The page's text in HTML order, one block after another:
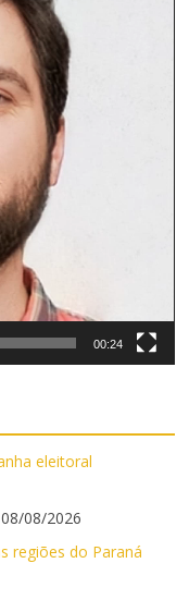
00:24
eleitoral
08/08/2026
regiões do Paraná